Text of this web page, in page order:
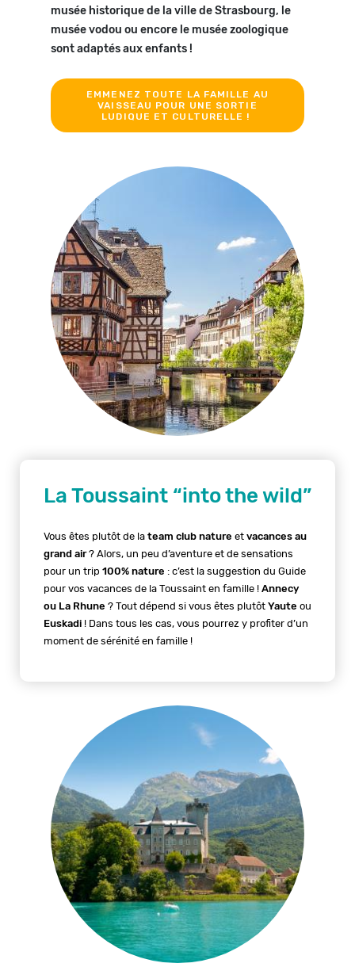
musée historique de la ville de Strasbourg, le
musée vodou ou encore le musée zoologique
sont adaptés aux enfants !
EMMENEZ TOUTE LA FAMILLE AU
VAISSEAU POUR UNE SORTIE
LUDIQUE ET CULTURELLE !
La Toussaint “into the wild”
Vous êtes plutôt de la team club nature et vacances au
grand air? Alors, un peu d’aventure et de sensations
pour un trip 100% nature : c’est la suggestion du Guide
pour vos vacances de la Toussaint en famille ! Annecy
ou La Rhune ? Tout dépend si vous êtes plutôt Yaute ou
Euskadi ! Dans tous les cas, vous pourrez y profiter d’un
moment de sérénité en famille !